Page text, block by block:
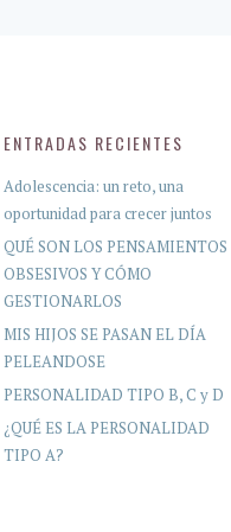
ENTRADAS RECIENTES
Adolescencia: un reto, una
oportunidad para crecer juntos
QUÉ SON LOS PENSAMIENTOS
OBSESIVOS Y CÓMO
GESTIONARLOS
MIS HIJOS SE PASAN EL DÍA
PELEANDOSE
PERSONALIDAD TIPO B, C y D
¿QUÉ ES LA PERSONALIDAD
TIPO A?